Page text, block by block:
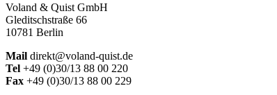
Voland & Quist GmbH
Gleditschstraße 66
10781 Berlin
Mail direkt@voland-quist.de
Tel +49 (0)30/13 88 00 220
Fax +49 (0)30/13 88 00 229